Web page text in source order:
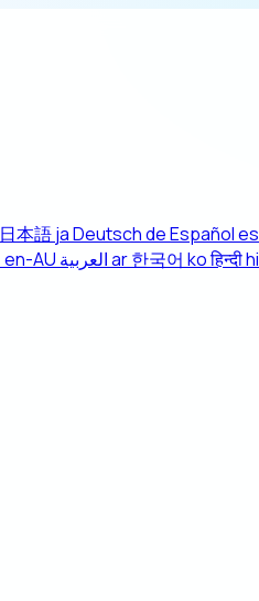
日本語jaDeutschdeEspañoles
en-AU العربيةar한국어 koहिन्दीhi